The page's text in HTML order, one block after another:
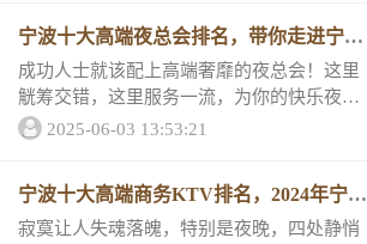
小房最低消费...
宁波十大高端夜总会排名，带你走进宁波
夜生活！
成功人士就该配上高端奢靡的夜总会！这里
觥筹交错，这里服务一流，为你的快乐夜晚
保驾护航！宁波十家最高端的夜总会，打造
理由宁波...
2025-06-03 13:53:21
宁波十大高端商务KTV排名，2024年宁波
夜总会最新报价
寂寞让人失魂落魄，特别是夜晚，四处静悄